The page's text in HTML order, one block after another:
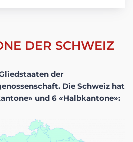
DER SCHWEIZ
der
Die Schweiz hat
und 6 «Halbkantone»: